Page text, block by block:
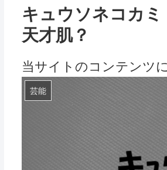
キュウソネコカ
天才肌？
当サイトのコンテンツ
芸能